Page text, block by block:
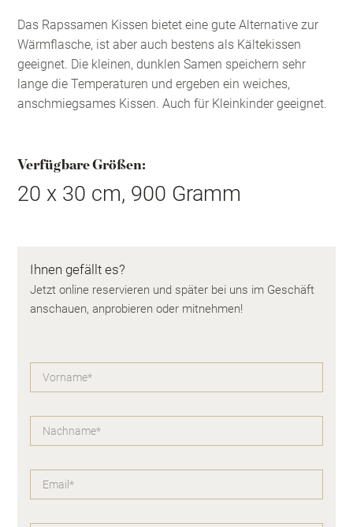
Das Rapssamen Kissen bietet eine gute Alternative zur
Wärmflasche, ist aber auch bestens als Kältekissen
geeignet. Die kleinen, dunklen Samen speichern sehr
lange die Temperaturen und ergeben ein weiches,
anschmiegsames Kissen. Auch für Kleinkinder geeignet.
Verfügbare Größen:
20 x 30 cm, 900 Gramm
Ihnen gefällt es?
Jetzt online reservieren und später bei uns im Geschäft
anschauen, anprobieren oder mitnehmen!